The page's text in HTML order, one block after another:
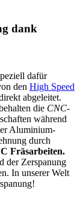
dank
dafür
den High Speed
abgeleitet.
die CNC-
während
Aluminium-
durch
Fräsarbeiten.
der Zerspanung
In unserer Welt